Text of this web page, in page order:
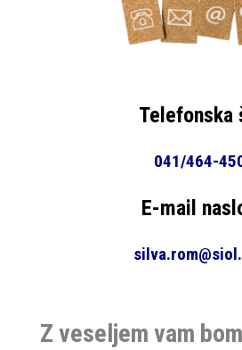
Telefonska
041/464-
E-mail
Z veseljem vam